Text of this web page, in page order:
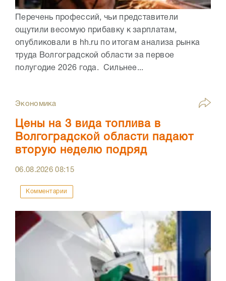
Перечень профессий, чьи представители
ощутили весомую прибавку к зарплатам,
опубликовали в hh.ru по итогам анализа рынка
труда Волгоградской области за первое
полугодие 2026 года. Сильнее...
Экономика
Цены на 3 вида топлива в
Волгоградской области падают
вторую неделю подряд
06.08.202608:15
Комментарии